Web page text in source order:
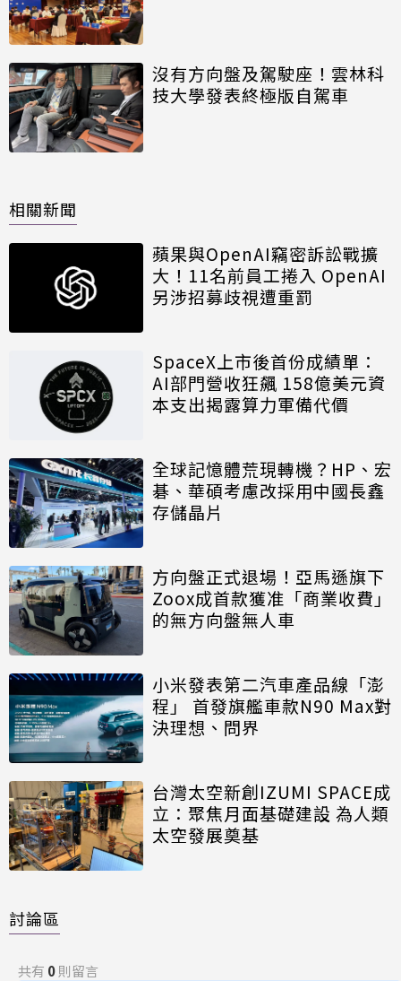
沒有方向盤及駕駛座！雲林科
技大學發表終極版自駕車
相關新聞
蘋果與OpenAI竊密訴訟戰擴
大！11名前員工捲入 OpenAI
另涉招募歧視遭重罰
SpaceX上市後首份成績單：
AI部門營收狂飆 158億美元資
本支出揭露算力軍備代價
全球記憶體荒現轉機？HP、宏
碁、華碩考慮改採用中國長鑫
存儲晶片
方向盤正式退場！亞馬遜旗下
Zoox成首款獲准「商業收費」
的無方向盤無人車
小米發表第二汽車產品線「澎
程」 首發旗艦車款N90 Max對
決理想、問界
台灣太空新創IZUMI SPACE成
立：聚焦月面基礎建設 為人類
太空發展奠基
討論區
共有 0則留言